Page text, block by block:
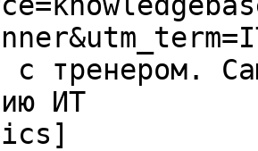
с тренером.
ИТ